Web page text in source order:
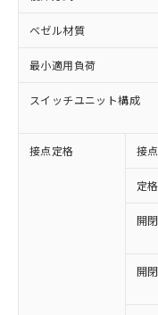
ベゼル材質
最小適用負荷
スイッチユニット構成
接点定格 接
定
開
開
※1 対応状況
対応済み
非含有に対
対応予定：
有に対応し